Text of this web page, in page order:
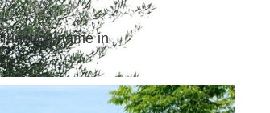
name in